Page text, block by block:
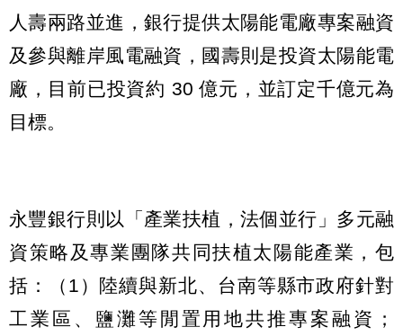
人壽兩路並進，銀行提供太陽能電廠專案融資
及參與離岸風電融資，國壽則是投資太陽能電
廠，目前已投資約 30 億元，並訂定千億元為
目標。
永豐銀行則以「產業扶植，法個並行」多元融
資策略及專業團隊共同扶植太陽能產業，包
括：（1）陸續與新北、台南等縣市政府針對
工業區、鹽灘等閒置用地共推專案融資；